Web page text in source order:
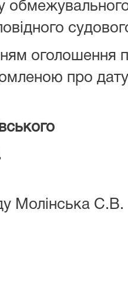
оголошення
про
Молінська С.В.